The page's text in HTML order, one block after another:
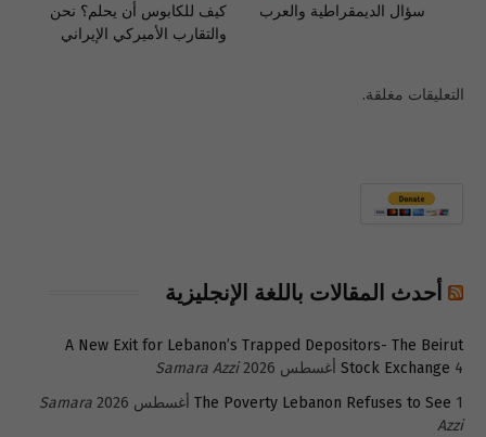
سؤال الديمقراطية والعرب
كيف للكابوس أن يحلم؟ نحن
والتقارب الأميركي الإيراني
التعليقات مغلقة.
أحدث المقالات باللغة الإنجليزية
A New Exit for Lebanon’s Trapped Depositors- The Beirut
Stock Exchange 4 أغسطس 2026
Samara Azzi
The Poverty Lebanon Refuses to See 1 أغسطس 2026
Samara
Azzi